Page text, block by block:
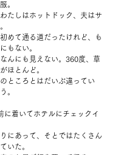
。
たしはホットドック、夫はサ
めて通る道だったけれど、も
もない。
んにも見えない。360度、草
ほとんど。
ところとはだいぶ違ってい
。
に着いてホテルにチェックイ
にあって、そとではたくさん
いた。